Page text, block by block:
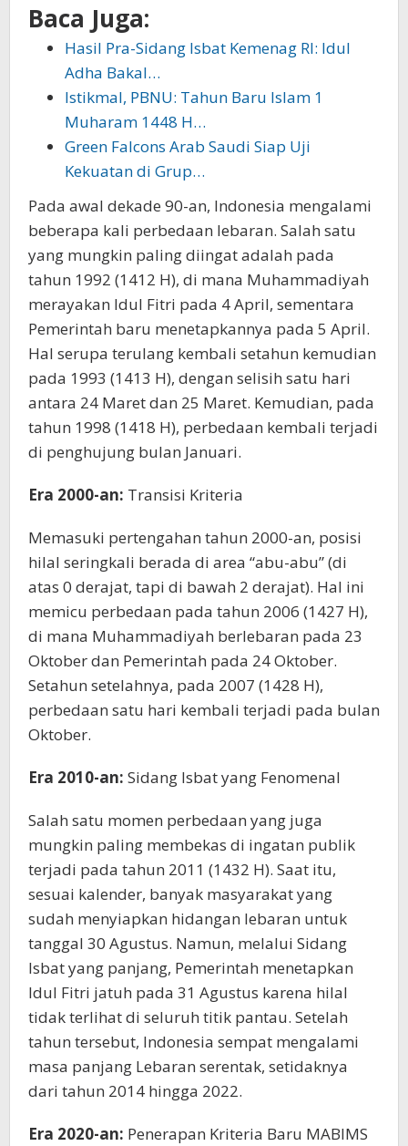
Baca Juga:
Hasil Pra-Sidang Isbat Kemenag RI: Idul
Adha Bakal…
Istikmal, PBNU: Tahun Baru Islam 1
Muharam 1448 H…
Green Falcons Arab Saudi Siap Uji
Kekuatan di Grup…
Pada awal dekade 90-an, Indonesia mengalami
beberapa kali perbedaan lebaran. Salah satu
yang mungkin paling diingat adalah pada
tahun 1992 (1412 H), di mana Muhammadiyah
merayakan Idul Fitri pada 4 April, sementara
Pemerintah baru menetapkannya pada 5 April.
Hal serupa terulang kembali setahun kemudian
pada 1993 (1413 H), dengan selisih satu hari
antara 24 Maret dan 25 Maret. Kemudian, pada
tahun 1998 (1418 H), perbedaan kembali terjadi
di penghujung bulan Januari.
Era 2000-an: Transisi Kriteria
Memasuki pertengahan tahun 2000-an, posisi
hilal seringkali berada di area “abu-abu” (di
atas 0 derajat, tapi di bawah 2 derajat). Hal ini
memicu perbedaan pada tahun 2006 (1427 H),
di mana Muhammadiyah berlebaran pada 23
Oktober dan Pemerintah pada 24 Oktober.
Setahun setelahnya, pada 2007 (1428 H),
perbedaan satu hari kembali terjadi pada bulan
Oktober.
Era 2010-an: Sidang Isbat yang Fenomenal
Salah satu momen perbedaan yang juga
mungkin paling membekas di ingatan publik
terjadi pada tahun 2011 (1432 H). Saat itu,
sesuai kalender, banyak masyarakat yang
sudah menyiapkan hidangan lebaran untuk
tanggal 30 Agustus. Namun, melalui Sidang
Isbat yang panjang, Pemerintah menetapkan
Idul Fitri jatuh pada 31 Agustus karena hilal
tidak terlihat di seluruh titik pantau. Setelah
tahun tersebut, Indonesia sempat mengalami
masa panjang Lebaran serentak, setidaknya
dari tahun 2014 hingga 2022.
Era 2020-an: Penerapan Kriteria Baru MABIMS